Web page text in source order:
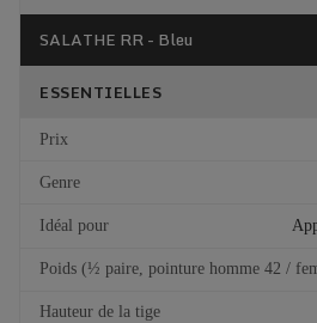
SALATHE RR - Bleu
ESSENTIELLES
Prix
Genre
Idéal pour
Poids (½ paire, pointure homme 42 /
Hauteur de la tige